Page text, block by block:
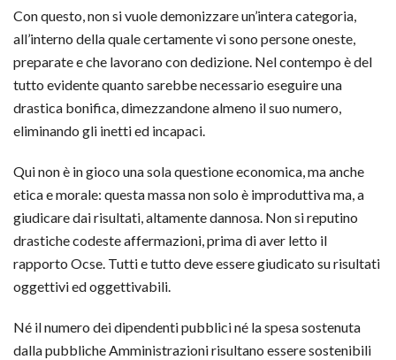
Con questo, non si vuole demonizzare un’intera categoria,
all’interno della quale certamente vi sono persone oneste,
preparate e che lavorano con dedizione. Nel contempo è del
tutto evidente quanto sarebbe necessario eseguire una
drastica bonifica, dimezzandone almeno il suo numero,
eliminando gli inetti ed incapaci.
Qui non è in gioco una sola questione economica, ma anche
etica e morale: questa massa non solo è improduttiva ma, a
giudicare dai risultati, altamente dannosa. Non si reputino
drastiche codeste affermazioni, prima di aver letto il
rapporto Ocse. Tutti e tutto deve essere giudicato su risultati
oggettivi ed oggettivabili.
Né il numero dei dipendenti pubblici né la spesa sostenuta
dalla pubbliche Amministrazioni risultano essere sostenibili